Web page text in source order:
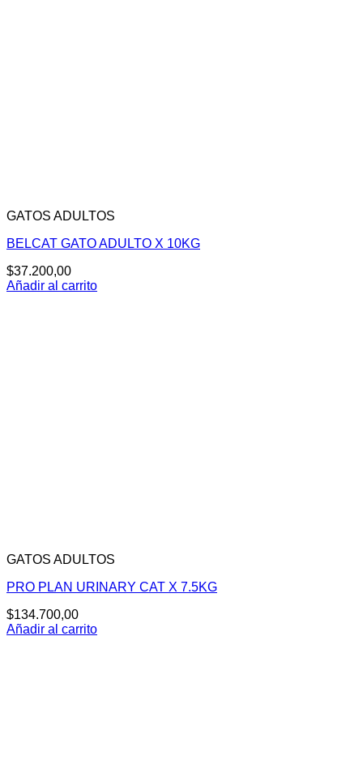
GATOS ADULTOS
BELCAT GATO ADULTO X 10KG
$37.200,00
Añadir al carrito
GATOS ADULTOS
PRO PLAN URINARY CAT X 7.5KG
$134.700,00
Añadir al carrito